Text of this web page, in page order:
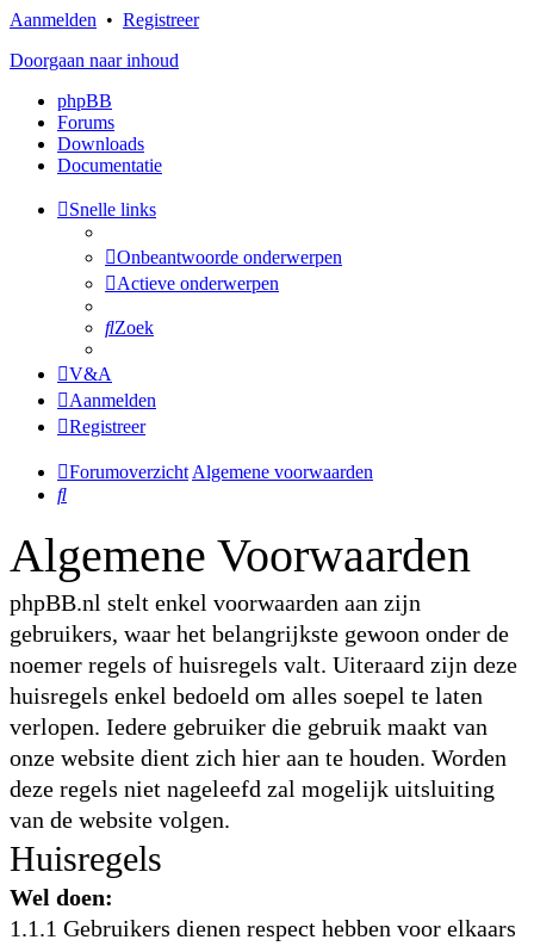
Aanmelden • Registreer
Doorgaan naar inhoud
phpBB
Forums
Downloads
Documentatie
Snelle links
Onbeantwoorde onderwerpen
Actieve onderwerpen
Zoek
V&A
Aanmelden
Registreer
Forumoverzicht Algemene voorwaarden
Zoek
Algemene Voorwaarden
phpBB.nl stelt enkel voorwaarden aan zijn
gebruikers, waar het belangrijkste gewoon onder de
noemer regels of huisregels valt. Uiteraard zijn deze
huisregels enkel bedoeld om alles soepel te laten
verlopen. Iedere gebruiker die gebruik maakt van
onze website dient zich hier aan te houden. Worden
deze regels niet nageleefd zal mogelijk uitsluiting
van de website volgen.
Huisregels
Wel doen:
1.1.1 Gebruikers dienen respect hebben voor elkaars